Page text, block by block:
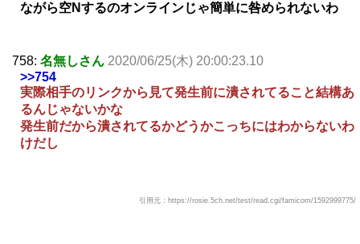
ながら空Nするのオンラインじゃ簡単に咎められないわ
758: 名無しさん 2020/06/25(木) 20:00:23.10
>>754
実際相手のリンクから見て発生前に潰されてること結構あ
るんじゃないかな
発生前だから潰されてるかどうかこっちにはわからないわ
けだし
引用元：https://rosie.5ch.net/test/read.cgi/famicom/1592999775/